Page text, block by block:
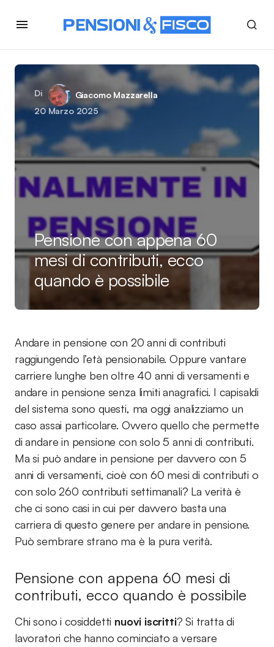
Di
Giacomo Mazzarella
20 Marzo 2025
Pensione con appena 60
mesi di contributi, ecco
quando è possibile
Andare in pensione con 20 anni di contributi
raggiungendo l’età pensionabile. Oppure vantare
carriere lunghe ben oltre 40 anni di versamenti e
andare in pensione senza limiti anagrafici. I capisaldi
del sistema sono questi, ma oggi analizziamo un
caso assai particolare. Ovvero quello che permette
di andare in pensione con solo 5 anni di contributi.
Ma si può andare in pensione per davvero con 5
anni di versamenti, cioè con 60 mesi di contributi o
con solo 260 contributi settimanali? La verità è
che ci sono casi in cui per davvero basta una
carriera di questo genere per andare in pensione.
Può sembrare strano ma è la pura verità.
Pensione con appena 60 mesi di
contributi, ecco quando è possibile
Chi sono i cosiddetti nuovi iscritti? Si tratta di
lavoratori che hanno cominciato a versare